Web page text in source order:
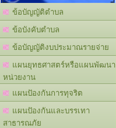
ข้อบัญญัติตำบล
ข้อบังคับตำบล
ข้อบัญญัติงบประมาณรายจ่าย
แผนยุทธศาสตร์หรือแผนพัฒนา
หน่วยงาน
แผนปัองกันการทุจริต
แผนปัองกันและบรรเทา
สาธารณภัย